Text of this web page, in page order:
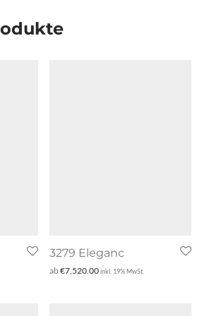
3279 Eleganc
ab€7,520.00inkl. 19% MwSt.